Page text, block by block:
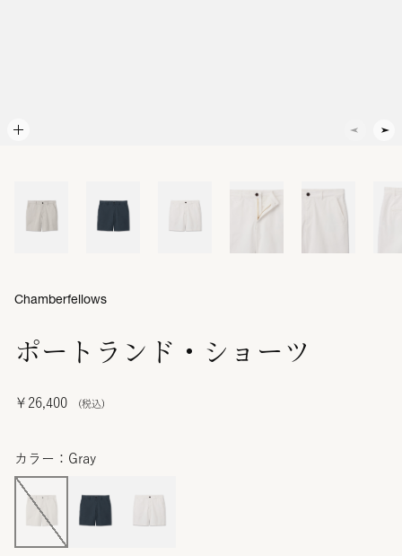
ポートランド・ショーツ
￥26,400
Chamberfellows
カラー：Gray